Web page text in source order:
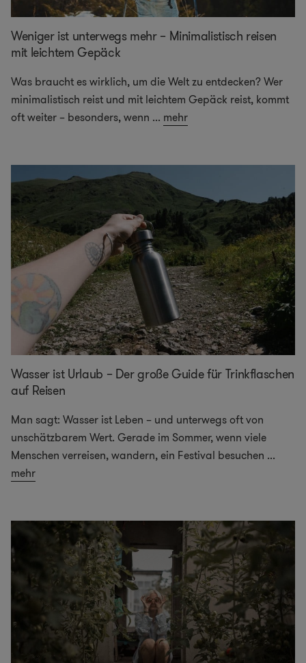
Weniger ist unterwegs mehr – Minimalistisch reisen
mit leichtem Gepäck
Was braucht es wirklich, um die Welt zu entdecken? Wer
minimalistisch reist und mit leichtem Gepäck reist, kommt
oft weiter – besonders, wenn ... mehr
Wasser ist Urlaub – Der große Guide für Trinkflaschen
auf Reisen
Man sagt: Wasser ist Leben – und unterwegs oft von
unschätzbarem Wert. Gerade im Sommer, wenn viele
Menschen verreisen, wandern, ein Festival besuchen ...
mehr